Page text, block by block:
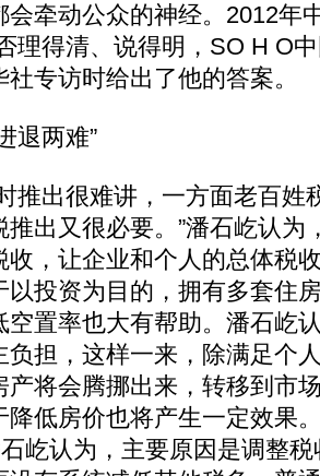
牵动公众的神经。2012年
理得清、说得明，SO H O
专访时给出了他的答案。
两难”
出很难讲，一方面老百姓
推出又很必要。”潘石屹认为
收，让企业和个人的总体税
以投资为目的，拥有多套住
空置率也大有帮助。潘石屹
负担，这样一来，除满足个
产将会腾挪出来，转移到市
降低房价也将产生一定效果
石屹认为，主要原因是调整